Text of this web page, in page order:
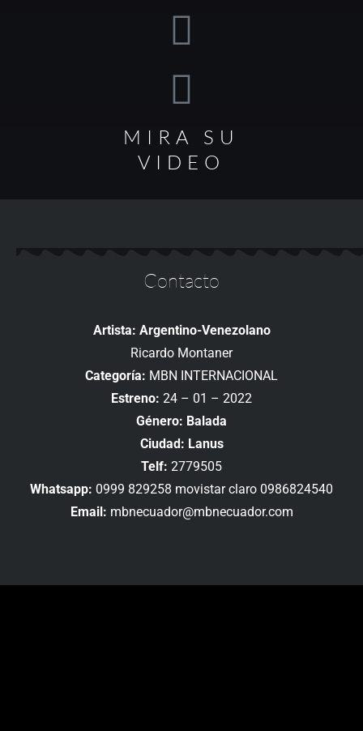
MIRA SU
VIDEO
Contacto
Artista: Argentino-Venezolano
Ricardo Montaner
Categoría: MBN INTERNACIONAL
Estreno: 24 – 01 – 2022
Género: Balada
Ciudad: Lanus
Telf: 2779505
Whatsapp: 0999 829258 movistar claro 0986824540
Email: mbnecuador@mbnecuador.com